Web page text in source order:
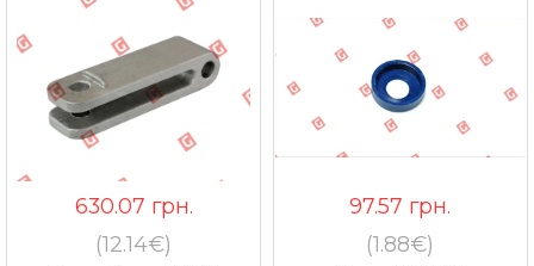
630.07 грн.
(12.14€)
97.57 грн.
(1.88€)